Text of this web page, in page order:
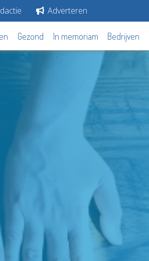
Adverteren
Gezond In memoriam Bedrijven